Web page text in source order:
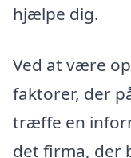
hjælpe dig.
Ved at være
faktorer, der
træffe en
det firma, der